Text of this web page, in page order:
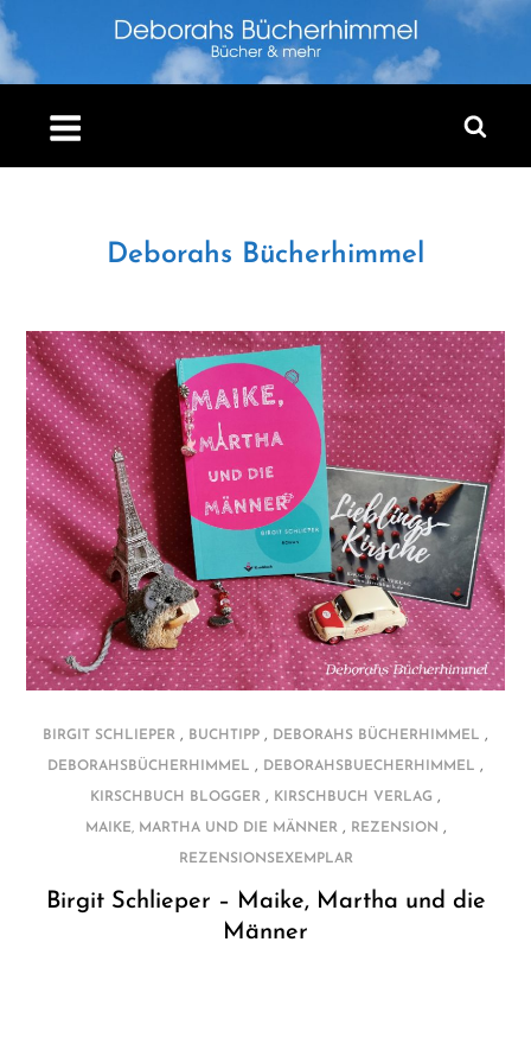
Skip
to
content
Deborahs Bücherhimmel
BIRGIT SCHLIEPER , BUCHTIPP , DEBORAHS BÜCHERHIMMEL ,
DEBORAHSBÜCHERHIMMEL , DEBORAHSBUECHERHIMMEL ,
KIRSCHBUCH BLOGGER , KIRSCHBUCH VERLAG ,
MAIKE, MARTHA UND DIE MÄNNER, REZENSION ,
REZENSIONSEXEMPLAR
Birgit Schlieper – Maike, Martha und die
Männer